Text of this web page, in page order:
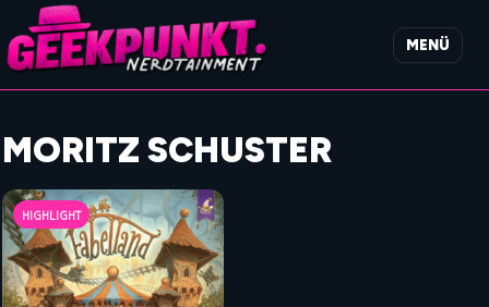
MENÜ
MORITZ SCHUSTER
HIGHLIGHT